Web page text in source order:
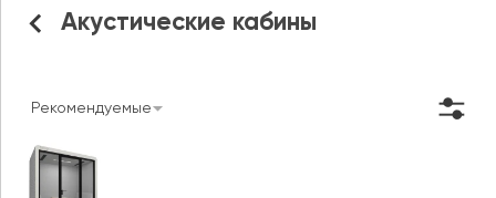
Акустические кабины
Рекомендуемые